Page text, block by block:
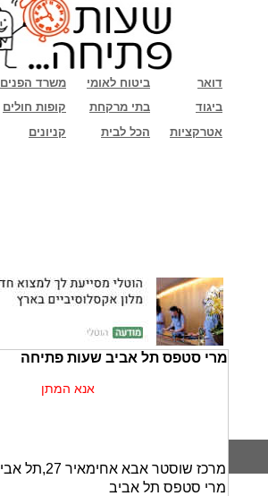
משרד הפנים ביטוח לאומי
דואר
קופות חולים בתי מרקחת
ביגוד
קניונים
הכל לבית אטרקציות
מרי סטפס תל אביב שעות פתיחה
אנא המתן
מרכז שוסטר אבא אחימאיר 27,תל אביב
מרי סטפס תל אביב